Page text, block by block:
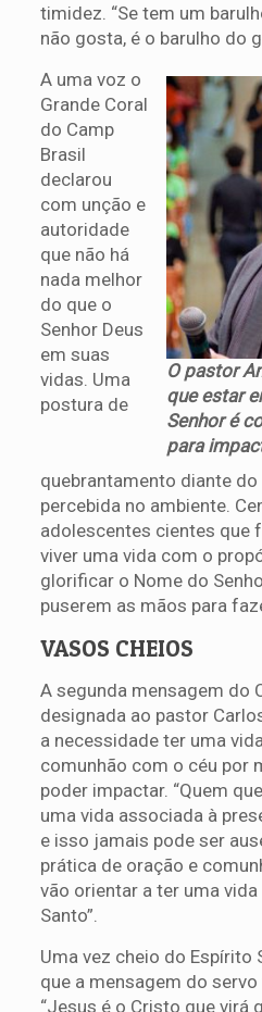
timidez. “Se tem um
não gosta, é o barulho do
O pastor
que estar
Senhor é
para
A uma voz o
Grande Coral
do Camp
Brasil
declarou
com unção e
autoridade
que não há
nada melhor
do que o
Senhor Deus
em suas
vidas. Uma
postura de
quebrantamento diante do
percebida no ambiente.
adolescentes cientes que
viver uma vida com o
glorificar o Nome do
puserem as mãos para
VASOS CHEIOS
A segunda mensagem do
designada ao pastor
a necessidade ter uma
comunhão com o céu por
poder impactar. “Quem
uma vida associada à
e isso jamais pode ser
prática de oração e
vão orientar a ter uma
Santo”.
Uma vez cheio do Espírito
que a mensagem do
“Jesus é o Cristo que virá